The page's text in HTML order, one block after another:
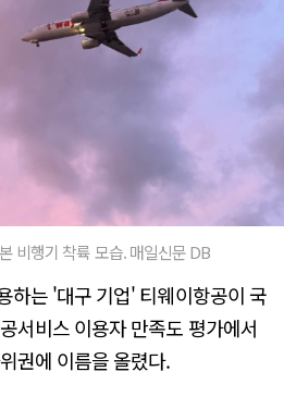
비행기 착륙 모습. 매일신문 DB
하는 '대구 기업' 티웨이항공이 국
서비스 이용자 만족도 평가에서
권에 이름을 올렸다.